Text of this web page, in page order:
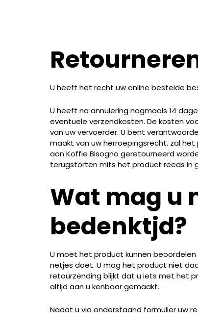
U heeft het recht uw online bestelde
U heeft na annulering nogmaals 14
eventuele verzendkosten. De kosten
van uw vervoerder. U bent
maakt van uw herroepingsrecht, zal
aan Koffie Bisogno geretourneerd
terugstorten mits het product reeds in
Wat mag u
bedenktjd?
U moet het product kunnen
netjes doet. U mag het product niet
retourzending blijkt dat u iets met het
altijd aan u kenbaar gemaakt.
Nadat u via onderstaand formulier uw